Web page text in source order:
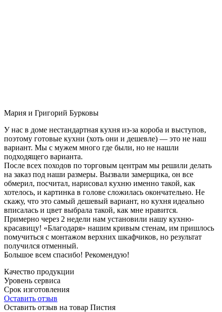
Мария и Григорий Бурковы
У нас в доме нестандартная кухня из-за короба и выступов,
поэтому готовые кухни (хоть они и дешевле) — это не наш
вариант. Мы с мужем много где были, но не нашли
подходящего варианта.
После всех походов по торговым центрам мы решили делать
на заказ под наши размеры. Вызвали замерщика, он все
обмерил, посчитал, нарисовал кухню именно такой, как
хотелось, и картинка в голове сложилась окончательно. Не
скажу, что это самый дешевый вариант, но кухня идеально
вписалась и цвет выбрала такой, как мне нравится.
Примерно через 2 недели нам установили нашу кухню-
красавицу! «Благодаря» нашим кривым стенам, им пришлось
помучиться с монтажом верхних шкафчиков, но результат
получился отменный.
Большое всем спасибо! Рекомендую!
Качество продукции
Уровень сервиса
Срок изготовления
Оставить отзыв
Оставить отзыв на товар Пистия